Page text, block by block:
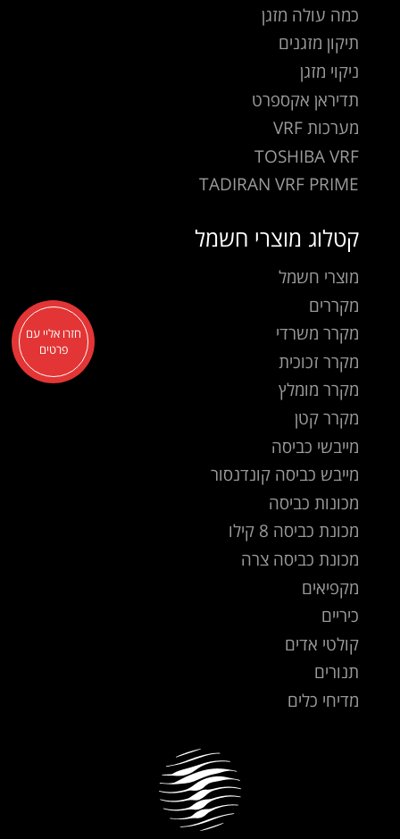
כמה עולה מזגן
תיקון מזגנים
ניקוי מזגן
תדיראן אקספרט
מערכות VRF
TOSHIBA VRF
TADIRAN VRF PRIME
קטלוג מוצרי חשמל
מוצרי חשמל
מקררים
מקרר משרדי
מקרר זכוכית
מקרר מומלץ
מקרר קטן
מייבשי כביסה
מייבש כביסה קונדנסור
מכונות כביסה
מכונת כביסה 8 קילו
מכונת כביסה צרה
מקפיאים
כיריים
קולטי אדים
תנורים
מדיחי כלים
חזרו אליי עם
פרטים